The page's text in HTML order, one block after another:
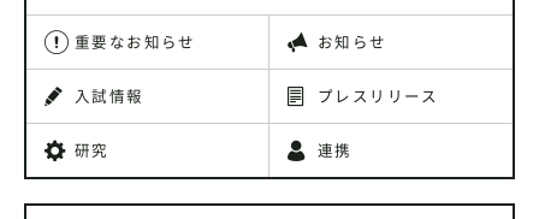
重要なお知らせ お知らせ
入試情報 プレスリリース
研究 連携